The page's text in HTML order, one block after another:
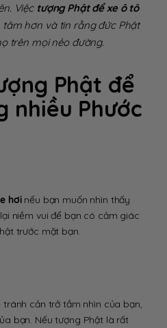
Việc tượng Phật để xe ô tô
hơn và tin rằng đức Phật
trên mọi nẻo đường.
Phật để
nhiều Phước
hơi nếu bạn muốn nhìn thấy
niềm vui để bạn có cảm giác
trước mặt bạn.
cản trở tầm nhìn của bạn,
bạn. Nếu tượng Phật là rất